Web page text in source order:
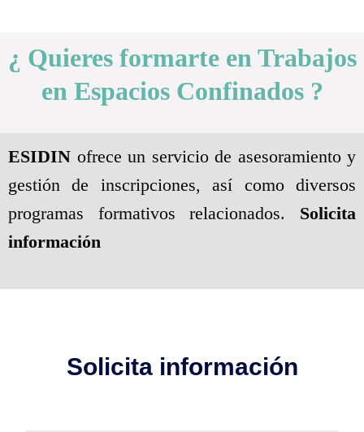
¿ Quieres formarte en Trabajos
en Espacios Confinados ?
ESIDIN ofrece un servicio de asesoramiento y
gestión de inscripciones, así como diversos
programas formativos relacionados. Solicita
información
Solicita información